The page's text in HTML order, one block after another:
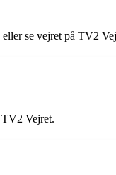
se vejret på TV2
Vejret.